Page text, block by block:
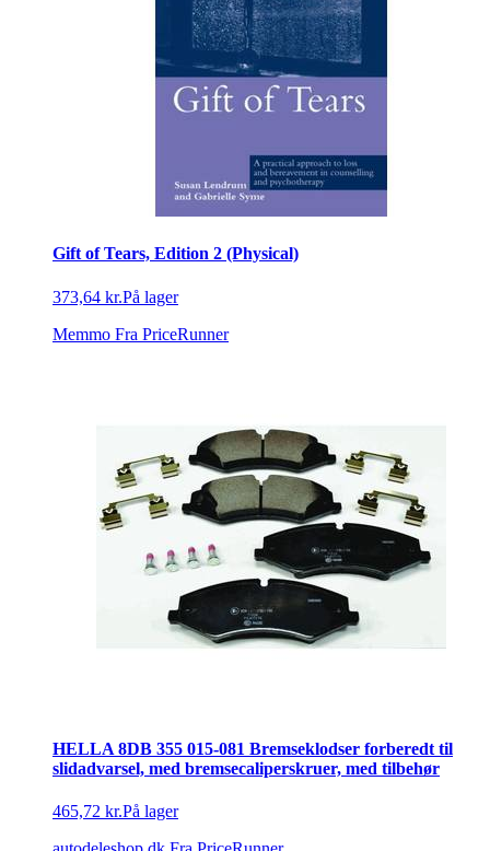
Gift of Tears, Edition 2 (Physical)
373,64 kr.På lager
Memmo Fra PriceRunner
HELLA 8DB 355 015-081 Bremseklodser forberedt til
slidadvarsel, med bremsecaliperskruer, med tilbehør
465,72 kr.På lager